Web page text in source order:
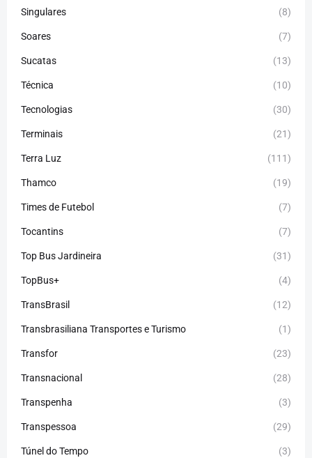
Singulares (8)
Soares (7)
Sucatas (13)
Técnica (10)
Tecnologias (30)
Terminais (21)
Terra Luz (111)
Thamco (19)
Times de Futebol (7)
Tocantins (7)
Top Bus Jardineira (31)
TopBus+ (4)
TransBrasil (12)
Transbrasiliana Transportes e Turismo (1)
Transfor (23)
Transnacional (28)
Transpenha (3)
Transpessoa (29)
Túnel do Tempo (3)